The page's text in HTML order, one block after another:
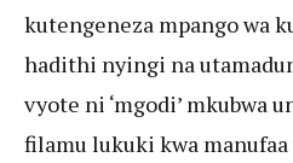
kutengeneza mpango wa
hadithi nyingi na
vyote ni ‘mgodi’ mkubwa
filamu lukuki kwa manufaa